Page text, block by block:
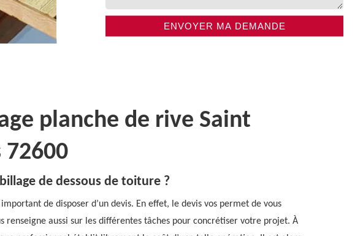
planche de rive Saint
72600
de dessous de toiture ?
de disposer d’un devis. En effet, le devis vos permet de vous
renseigne aussi sur les différentes tâches pour concrétiser votre projet. À